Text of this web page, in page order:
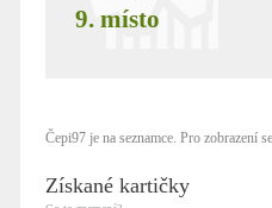
9. místo
Čepi97 je na seznamce. Pro zobrazení
Získané kartičky